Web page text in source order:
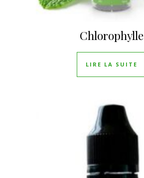
Chlorophylle
LIRE LA SUITE